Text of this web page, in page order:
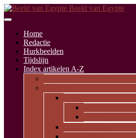
Beeld van Egypte
Home
Redactie
Hurkbeelden
Tijdslijn
Index artikelen A-Z